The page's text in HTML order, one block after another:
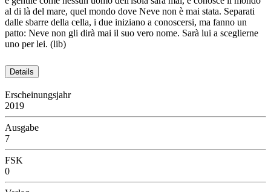
al di là del mare, quel mondo dove Neve non è mai stata. Separati
dalle sbarre della cella, i due iniziano a conoscersi, ma fanno un
patto: Neve non gli dirà mai il suo vero nome. Sarà lui a sceglierne
uno per lei. (lib)
Details
Erscheinungsjahr
2019
Ausgabe
7
FSK
0